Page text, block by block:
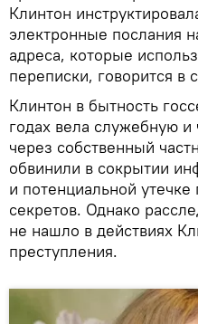
Клинтон
электронные послания
адреса, которые
переписки, говорится в
Клинтон в бытность
годах вела служебную и
через собственный
обвинили в сокрытии
и потенциальной утечке
секретов. Однако
не нашло в действиях
преступления.